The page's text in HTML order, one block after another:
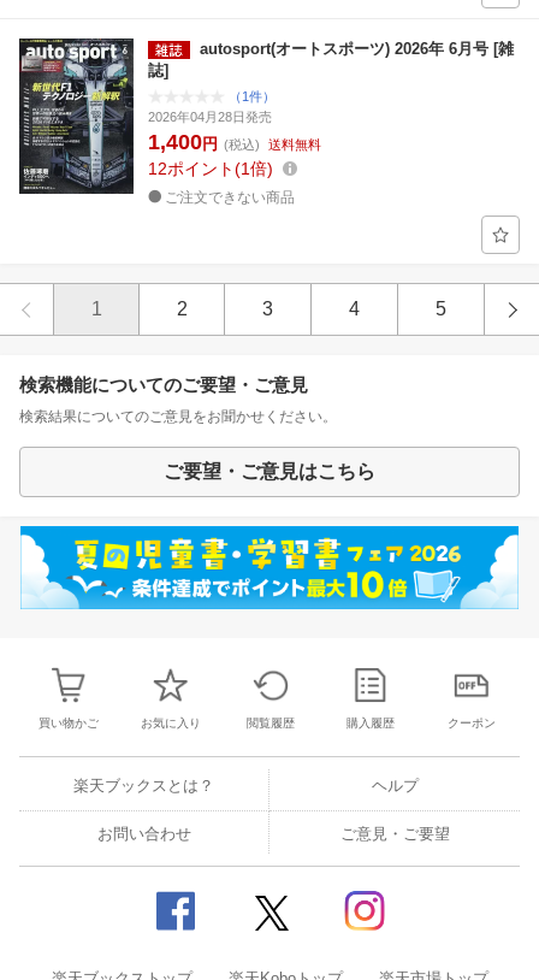
autosport(オートスポーツ) 2026年 6月号 [雑
誌]
（1件）
2026年04月28日発売
1,400円 (税込) 送料無料
12ポイント 1倍
ご注文できない商品
1 2 3 4 5
検索機能についてのご要望・ご意見
検索結果についてのご意見をお聞かせください。
ご要望・ご意見はこちら
買い物かご お気に入り 閲覧履歴 購入履歴 クーポン
楽天ブックスとは？ ヘルプ
お問い合わせ ご意見・ご要望